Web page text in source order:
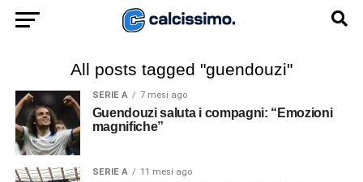
All posts tagged "guendouzi"
SERIE A 7 mesi ago
Guendouzi saluta i compagni: “Emozioni
magnifiche”
SERIE A 11 mesi ago